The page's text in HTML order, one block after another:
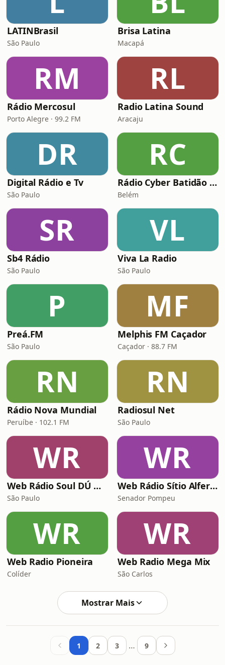
LATINBrasil
São Paulo
Brisa Latina
Macapá
RM
Rádio Mercosul
Porto Alegre · 99.2 FM
RL
Radio Latina Sound
Aracaju
DR
Digital Rádio e Tv
São Paulo
RC
Rádio Cyber Batidão Web
Belém
SR
Sb4 Rádio
São Paulo
VL
Viva La Radio
São Paulo
P
Preá.FM
São Paulo
MF
Melphis FM Caçador
Caçador · 88.7 FM
RN
Rádio Nova Mundial
Peruíbe · 102.1 FM
RN
Radiosul Net
São Paulo
WR
Web Rádio Soul DÚ Guetto
São Paulo
WR
Web Rádio Sítio Alferes
Senador Pompeu
WR
Web Radio Pioneira
Colíder
WR
Web Radio Mega Mix
São Carlos
Mostrar Mais
1 2 3 … 9